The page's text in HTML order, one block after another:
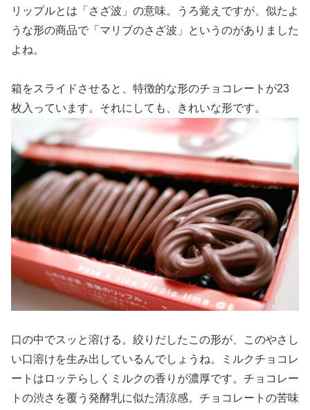
リップルとは「さざ波」の意味。うろ覚えですが、似たよ
うな形の商品で「マリブのさざ波」というのがありました
よね。
箱をスライドさせると、特徴的な形のチョコレートが23
枚入っています。それにしても、きれいな形です。
口の中でスッと溶ける。絞りだしたこの形が、このやさし
い口溶けを生み出しているんでしょうね。ミルクチョコレ
ートはロッテらしくミルクの香りが濃厚です。チョコレー
トの渋さを覆う発酵乳に似た清涼感。チョコレートの苦味